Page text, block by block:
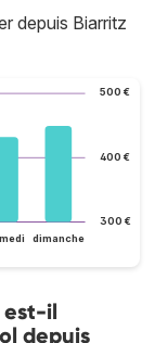
depuis Biarritz
300 €
400 €
500 €
dimanche
est-il
depuis